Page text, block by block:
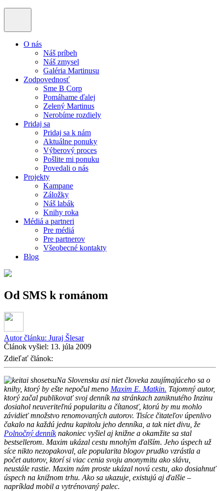
O nás
Náš príbeh
Náš zmysel
Galéria Martinusu
Zodpovednosť
Sme B Corp
Pomáhame ďalej
Zelený Martinus
Nerobíme rozdiely
Pridaj sa
Pridaj sa k nám
Aktuálne ponuky
Výberový proces
Pošlite mi ponuku
Povedali o nás
Projekty
Kampane
Záložky
Náš labák
Knihy roka
Médiá a partneri
Pre médiá
Pre partnerov
Všeobecné kontakty
Blog
Od SMS k románom
Autor článku: Juraj Šlesar
Článok vyšiel: 13. júla 2009
Zdieľať článok:
Na Slovensku asi niet človeka zaujímajúceho sa o
knihy, ktorý by ešte nepočul meno Maxim E. Matkin. Tajomný autor,
ktorý začal publikovať svoj denník na stránkach zaniknutého Inzinu
dosiahol neuveriteľnú popularitu a čítanosť, ktorú by mu mohlo
závidieť množstvo renomovaných autorov. Tisíce čitateľov úpenlivo
čakalo na každú jednu kapitolu jeho denníka, a tak niet divu, že
Polnočný denníknakoniec vyšiel aj knižne a okamžite sa stal
bestsellerom. Maxim ukázal cestu mnohým ďalším. Jeho úspech už
síce nikto nezopakoval, ale popularita blogov prudko vzrástla a
počet autorov, ktorí si viac cenia svoju anonymitu ako slávu,
neustále rastie. Maxim nám proste ukázal novú cestu, ako dosiahnuť
úspech na knižnom trhu. Ako sa ukazuje, existujú aj ďalšie –
napríklad mobil a vytrénovaný palec.